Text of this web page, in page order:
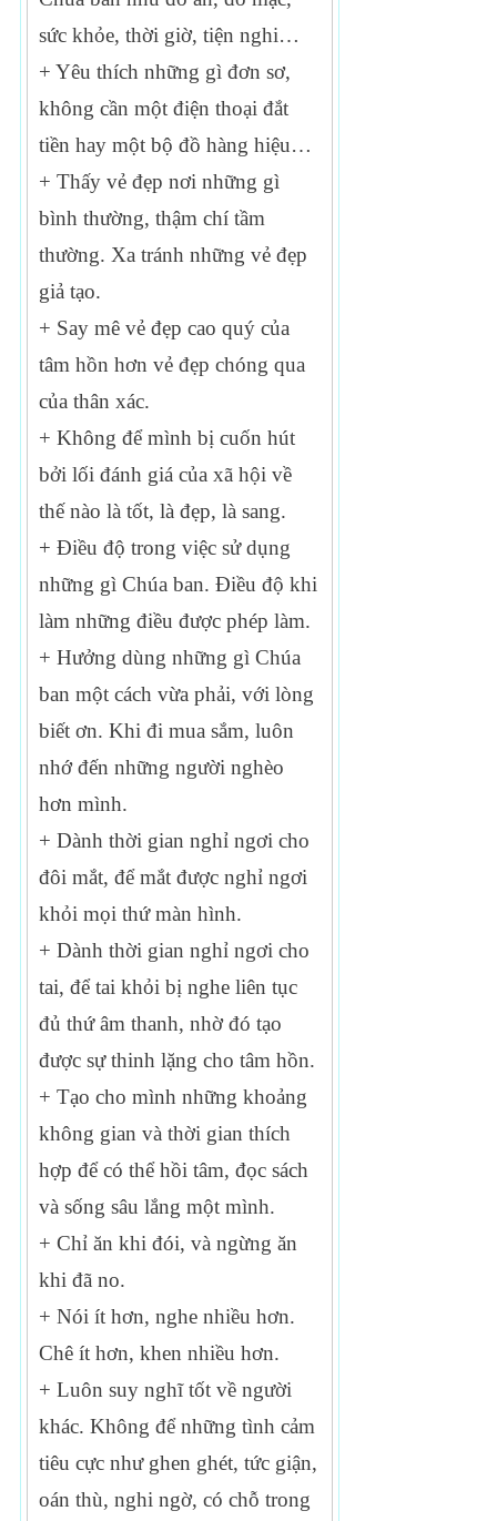
sức khỏe, thời giờ, tiện nghi…
+ Yêu thích những gì đơn sơ,
không cần một điện thoại đắt
tiền hay một bộ đồ hàng hiệu…
+ Thấy vẻ đẹp nơi những gì
bình thường, thậm chí tầm
thường. Xa tránh những vẻ đẹp
giả tạo.
+ Say mê vẻ đẹp cao quý của
tâm hồn hơn vẻ đẹp chóng qua
của thân xác.
+ Không để mình bị cuốn hút
bởi lối đánh giá của xã hội về
thế nào là tốt, là đẹp, là sang.
+ Điều độ trong việc sử dụng
những gì Chúa ban. Điều độ khi
làm những điều được phép làm.
+ Hưởng dùng những gì Chúa
ban một cách vừa phải, với lòng
biết ơn. Khi đi mua sắm, luôn
nhớ đến những người nghèo
hơn mình.
+ Dành thời gian nghỉ ngơi cho
đôi mắt, để mắt được nghỉ ngơi
khỏi mọi thứ màn hình.
+ Dành thời gian nghỉ ngơi cho
tai, để tai khỏi bị nghe liên tục
đủ thứ âm thanh, nhờ đó tạo
được sự thinh lặng cho tâm hồn.
+ Tạo cho mình những khoảng
không gian và thời gian thích
hợp để có thể hồi tâm, đọc sách
và sống sâu lắng một mình.
+ Chỉ ăn khi đói, và ngừng ăn
khi đã no.
+ Nói ít hơn, nghe nhiều hơn.
Chê ít hơn, khen nhiều hơn.
+ Luôn suy nghĩ tốt về người
khác. Không để những tình cảm
tiêu cực như ghen ghét, tức giận,
oán thù, nghi ngờ, có chỗ trong